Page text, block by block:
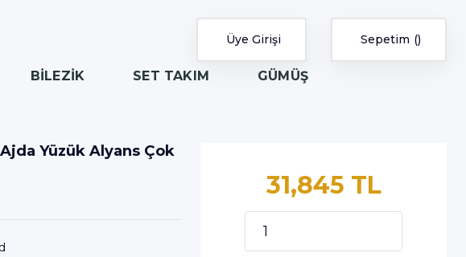
Üye Girişi Sepetim
BİLEZİK SET TAKIM GÜMÜŞ
Ajda Yüzük Alyans Çok
31,845 TL